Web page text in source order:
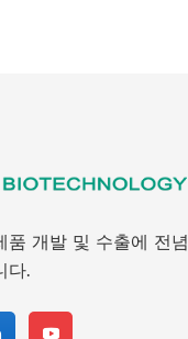
품 개발 및 수출에 전념
다.